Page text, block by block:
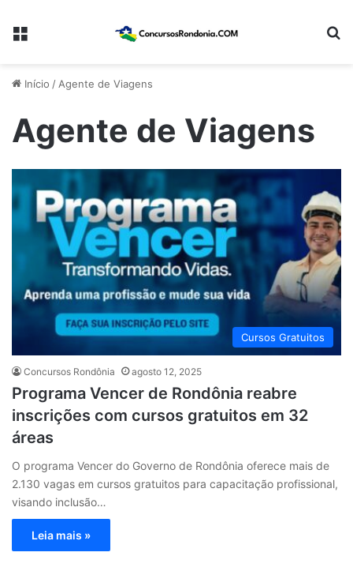
Menu
Início /Agente de Viagens
Agente de Viagens
Cursos Gratuitos
Concursos Rondônia agosto 12, 2025
Programa Vencer de Rondônia reabre
inscrições com cursos gratuitos em 32
áreas
O programa Vencer do Governo de Rondônia oferece mais de
2.130 vagas em cursos gratuitos para capacitação profissional,
visando inclusão…
Leia mais »